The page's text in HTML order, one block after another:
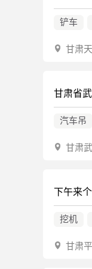
铲车
甘肃
甘肃省
汽车吊
甘肃
下午来
挖机
甘肃